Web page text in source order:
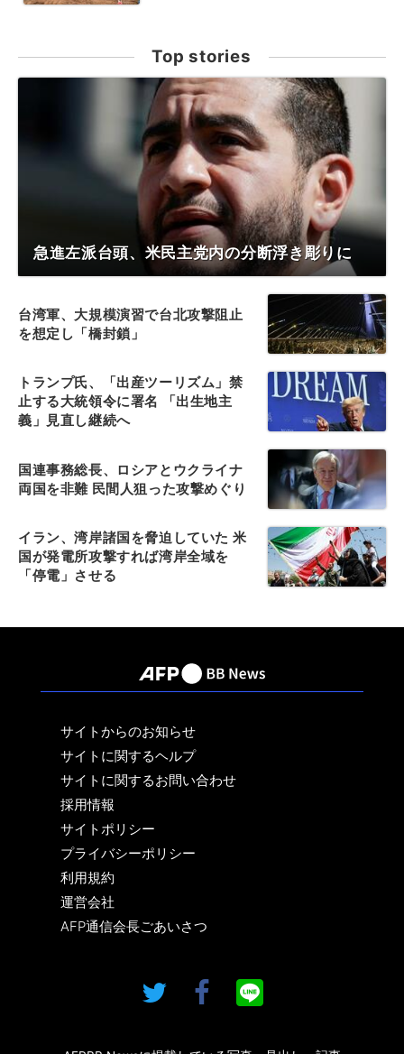
Top stories
急進左派台頭、米民主党内の分断浮き彫りに
台湾軍、大規模演習で台北攻撃阻止
を想定し「橋封鎖」
トランプ氏、「出産ツーリズム」禁
止する大統領令に署名 「出生地主
義」見直し継続へ
国連事務総長、ロシアとウクライナ
両国を非難 民間人狙った攻撃めぐり
イラン、湾岸諸国を脅迫していた 米
国が発電所攻撃すれば湾岸全域を
「停電」させる
サイトからのお知らせ
サイトに関するヘルプ
サイトに関するお問い合わせ
採用情報
サイトポリシー
プライバシーポリシー
利用規約
運営会社
AFP通信会長ごあいさつ